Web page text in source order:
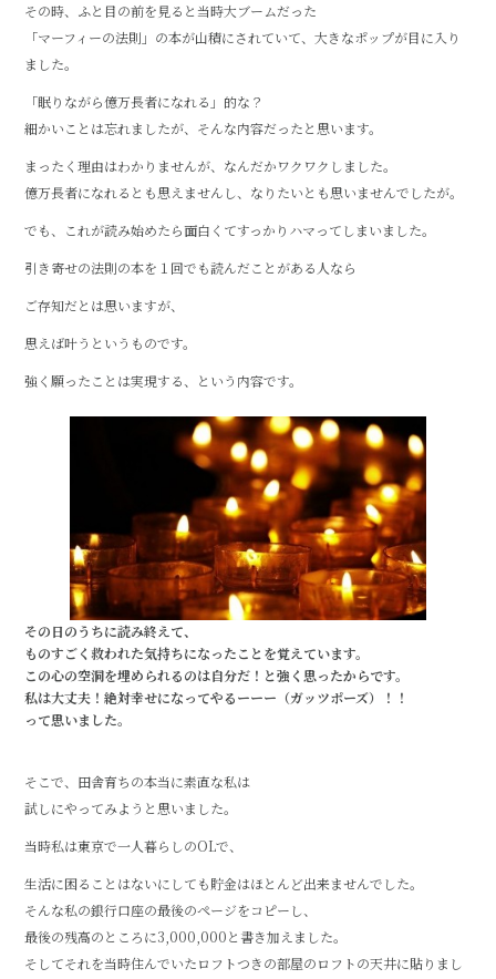
その時、ふと目の前を見ると当時大ブームだった
「マーフィーの法則」の本が山積にされていて、大きなポップが目に入り
ました。
「眠りながら億万長者になれる」的な？
細かいことは忘れましたが、そんな内容だったと思います。
まったく理由はわかりませんが、なんだかワクワクしました。
億万長者になれるとも思えませんし、なりたいとも思いませんでしたが。
でも、これが読み始めたら面白くてすっかりハマってしまいました。
引き寄せの法則の本を１回でも読んだことがある人なら
ご存知だとは思いますが、
思えば叶うというものです。
強く願ったことは実現する、という内容です。
その日のうちに読み終えて、
ものすごく救われた気持ちになったことを覚えています。
この心の空洞を埋められるのは自分だ！と強く思ったからです。
私は大丈夫！絶対幸せになってやるーーー（ガッツポーズ）！！
って思いました。
そこで、田舎育ちの本当に素直な私は
試しにやってみようと思いました。
当時私は東京で一人暮らしのOLで、
生活に困ることはないにしても貯金はほとんど出来ませんでした。
そんな私の銀行口座の最後のページをコピーし、
最後の残高のところに3,000,000と書き加えました。
そしてそれを当時住んでいたロフトつきの部屋のロフトの天井に貼りまし